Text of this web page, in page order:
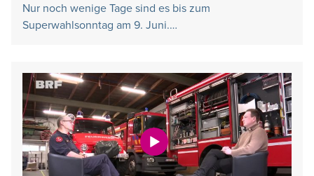
Nur noch wenige Tage sind es bis zum
Superwahlsonntag am 9. Juni.…